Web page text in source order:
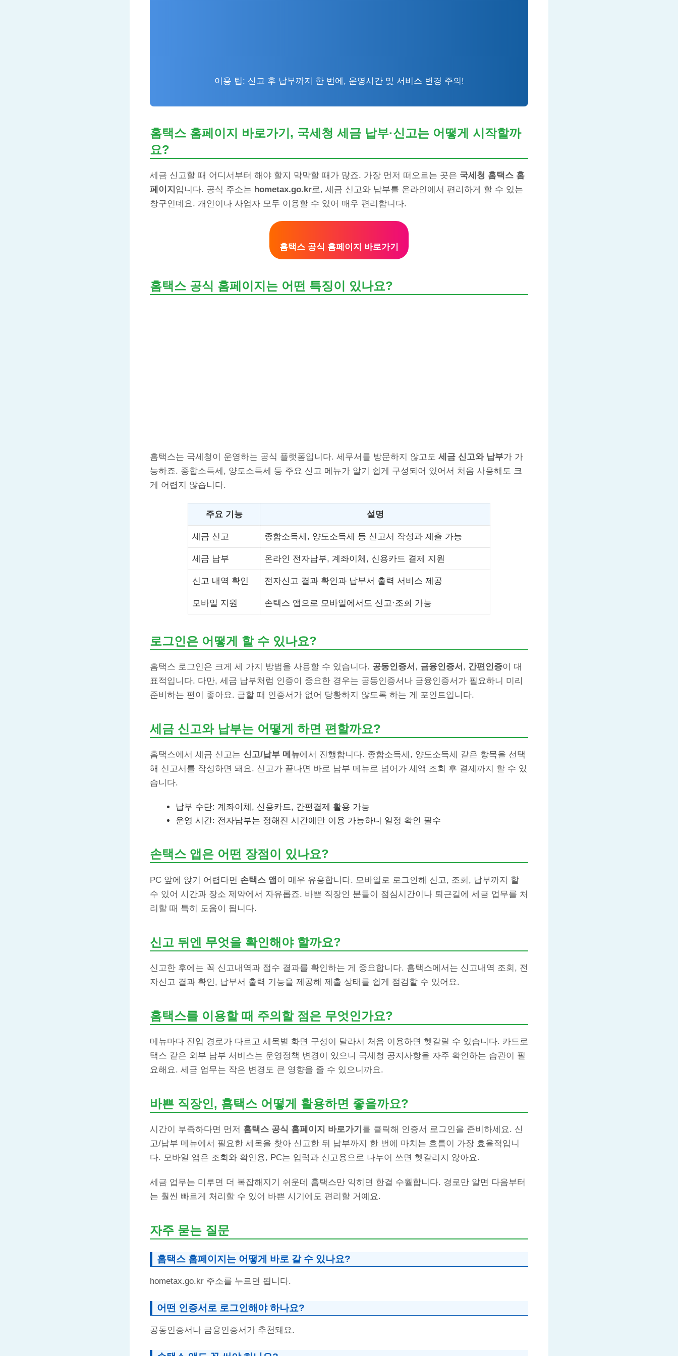
이용 팁: 신고 후 납부까지 한 번에, 운영시간 및 서비스 변경 주의!
홈택스 홈페이지 바로가기, 국세청 세금 납부·신고는 어떻게 시작할까
요?
세금 신고할 때 어디서부터 해야 할지 막막할 때가 많죠. 가장 먼저 떠오르는 곳은 국세청 홈택스 홈
페이지 입니다. 공식 주소는 hometax.go.kr로, 세금 신고와 납부를 온라인에서 편리하게 할 수 있는
창구인데요. 개인이나 사업자 모두 이용할 수 있어 매우 편리합니다.
홈택스 공식 홈페이지 바로가기
홈택스 공식 홈페이지는 어떤 특징이 있나요?
홈택스는 국세청이 운영하는 공식 플랫폼입니다. 세무서를 방문하지 않고도 세금 신고와 납부가 가
능하죠. 종합소득세, 양도소득세 등 주요 신고 메뉴가 알기 쉽게 구성되어 있어서 처음 사용해도 크
게 어렵지 않습니다.
주요 기능 설명
세금 신고 종합소득세, 양도소득세 등 신고서 작성과 제출 가능
세금 납부 온라인 전자납부, 계좌이체, 신용카드 결제 지원
신고 내역 확인 전자신고 결과 확인과 납부서 출력 서비스 제공
모바일 지원 손택스 앱으로 모바일에서도 신고·조회 가능
로그인은 어떻게 할 수 있나요?
홈택스 로그인은 크게 세 가지 방법을 사용할 수 있습니다. 공동인증서 , 금융인증서 , 간편인증이 대
표적입니다. 다만, 세금 납부처럼 인증이 중요한 경우는 공동인증서나 금융인증서가 필요하니 미리
준비하는 편이 좋아요. 급할 때 인증서가 없어 당황하지 않도록 하는 게 포인트입니다.
세금 신고와 납부는 어떻게 하면 편할까요?
홈택스에서 세금 신고는 신고/납부 메뉴에서 진행합니다. 종합소득세, 양도소득세 같은 항목을 선택
해 신고서를 작성하면 돼요. 신고가 끝나면 바로 납부 메뉴로 넘어가 세액 조회 후 결제까지 할 수 있
습니다.
납부 수단: 계좌이체, 신용카드, 간편결제 활용 가능
운영 시간: 전자납부는 정해진 시간에만 이용 가능하니 일정 확인 필수
손택스 앱은 어떤 장점이 있나요?
PC 앞에 앉기 어렵다면 손택스 앱 이 매우 유용합니다. 모바일로 로그인해 신고, 조회, 납부까지 할
수 있어 시간과 장소 제약에서 자유롭죠. 바쁜 직장인 분들이 점심시간이나 퇴근길에 세금 업무를 처
리할 때 특히 도움이 됩니다.
신고 뒤엔 무엇을 확인해야 할까요?
신고한 후에는 꼭 신고내역과 접수 결과를 확인하는 게 중요합니다. 홈택스에서는 신고내역 조회, 전
자신고 결과 확인, 납부서 출력 기능을 제공해 제출 상태를 쉽게 점검할 수 있어요.
홈택스를 이용할 때 주의할 점은 무엇인가요?
메뉴마다 진입 경로가 다르고 세목별 화면 구성이 달라서 처음 이용하면 헷갈릴 수 있습니다. 카드로
택스 같은 외부 납부 서비스는 운영정책 변경이 있으니 국세청 공지사항을 자주 확인하는 습관이 필
요해요. 세금 업무는 작은 변경도 큰 영향을 줄 수 있으니까요.
바쁜 직장인, 홈택스 어떻게 활용하면 좋을까요?
시간이 부족하다면 먼저 홈택스 공식 홈페이지 바로가기 를 클릭해 인증서 로그인을 준비하세요. 신
고/납부 메뉴에서 필요한 세목을 찾아 신고한 뒤 납부까지 한 번에 마치는 흐름이 가장 효율적입니
다. 모바일 앱은 조회와 확인용, PC는 입력과 신고용으로 나누어 쓰면 헷갈리지 않아요.
세금 업무는 미루면 더 복잡해지기 쉬운데 홈택스만 익히면 한결 수월합니다. 경로만 알면 다음부터
는 훨씬 빠르게 처리할 수 있어 바쁜 시기에도 편리할 거예요.
자주 묻는 질문
홈택스 홈페이지는 어떻게 바로 갈 수 있나요?
hometax.go.kr 주소를 누르면 됩니다.
어떤 인증서로 로그인해야 하나요?
공동인증서나 금융인증서가 추천돼요.